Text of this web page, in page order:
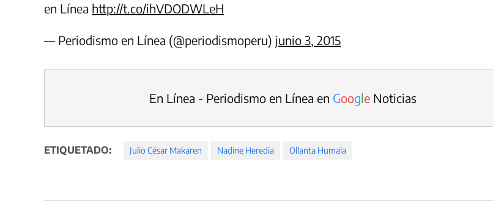
en Línea http://t.co/ihVDODWLeH
— Periodismo en Línea (@periodismoperu) junio 3, 2015
En Línea - Periodismo en Línea en GoogleNoticias
ETIQUETADO: Julio César Makaren Nadine Heredia Ollanta Humala